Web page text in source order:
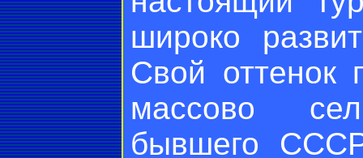
широко
Свой оттенок
массово
бывшего